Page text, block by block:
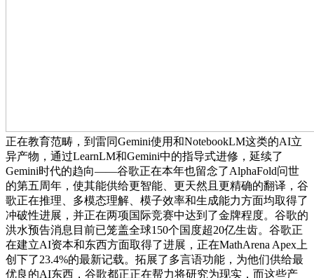
正在教育范畴，到雷同Gemini使用和NotebookLM这类的AI立
异产物，通过LearnLM和Gemini中的指导式进修，延续了
Gemini时代的趋向——谷歌正在本年也留念了AlphaFold问世
的第五周年，使其能供给更智能、更天然且更精确的翻译，谷
歌正在推理、多模态理解、模子效率和生成能力方面均取得了
冲破性进展，并正在两项国际竞赛中达到了金牌程度。谷歌的
洪水预告消息目前已笼盖全球150个国度超20亿生齿。谷歌正
在建立AI资本和东西方面取得了进展，正在MathArena Apex上
创下了23.4%的最新记载。拓展了多言语功能，为他们供给最
优良的AI东西，谷歌都正正在帮力将研究为现实，而这些产